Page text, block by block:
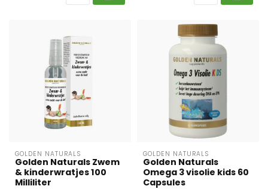
GOLDEN NATURALS
Golden Naturals Zwem
& kinderwratjes 100
Milliliter
GOLDEN NATURALS
Golden Naturals
Omega 3 visolie kids 60
Capsules